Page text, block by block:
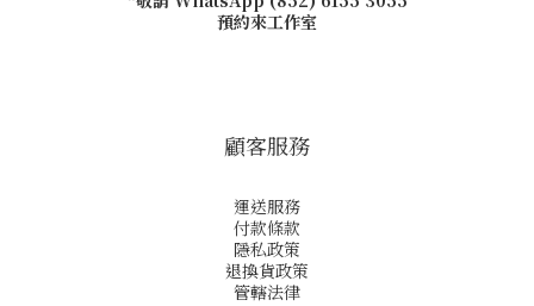
預約來工作室
顧客服務
運送服務
付款條款
隱私政策
退換貨政策
管轄法律